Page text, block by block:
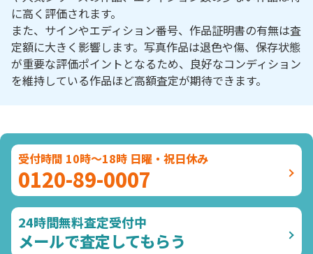
に高く評価されます。
また、サインやエディション番号、作品証明書の有無は査
定額に大きく影響します。写真作品は退色や傷、保存状態
が重要な評価ポイントとなるため、良好なコンディション
を維持している作品ほど高額査定が期待できます。
受付時間 10時～18時 日曜・祝日休み
0120-89-0007
24時間無料査定受付中
メールで査定してもらう